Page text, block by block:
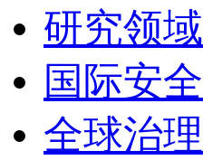
研究领域
国际安全
全球治理